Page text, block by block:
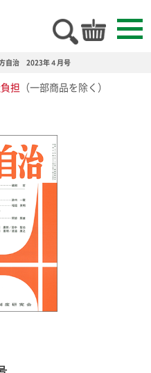
自治 2023年４月号
担 （一部商品を除く）